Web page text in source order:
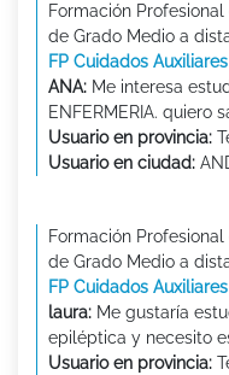
Formación
de Grado Medio a
FP Cuidados
ANA: Me interesa
ENFERMERIA. quiero
Usuario en provincia:
Usuario en ciudad:
Formación
de Grado Medio a
FP Cuidados
laura: Me gustaría
epiléptica y necesito
Usuario en provincia: